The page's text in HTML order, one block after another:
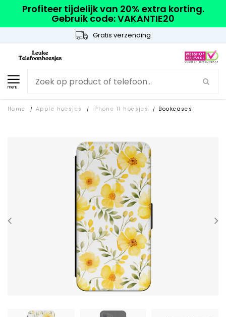
Profiteer tijdelijk van 20% extra korting.
Gebruik code: VAKANTIE20
Gratis verzending
menu
Home / Apple hoesjes / iPhone 11 hoesjes / Bookcases